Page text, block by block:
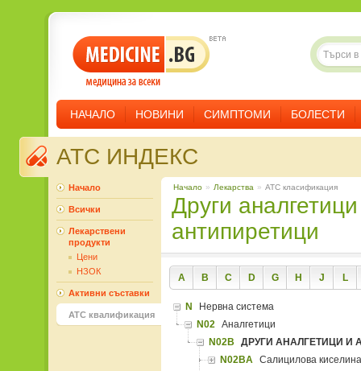
НАЧАЛО НОВИНИ СИМПТОМИ БОЛЕСТИ
ATC ИНДЕКС
Начало » Лекарства » ATC класификация
Други аналгетици и
антипиретици
A B C D G H J L
N
Нервна система
N02 Аналгетици
N02B
ДРУГИ АНАЛГЕТИЦИ И
N02BA Салицилова
Начало
Всички
Лекарствени
продукти
Цени
НЗОК
Активни съставки
ATC квалификация